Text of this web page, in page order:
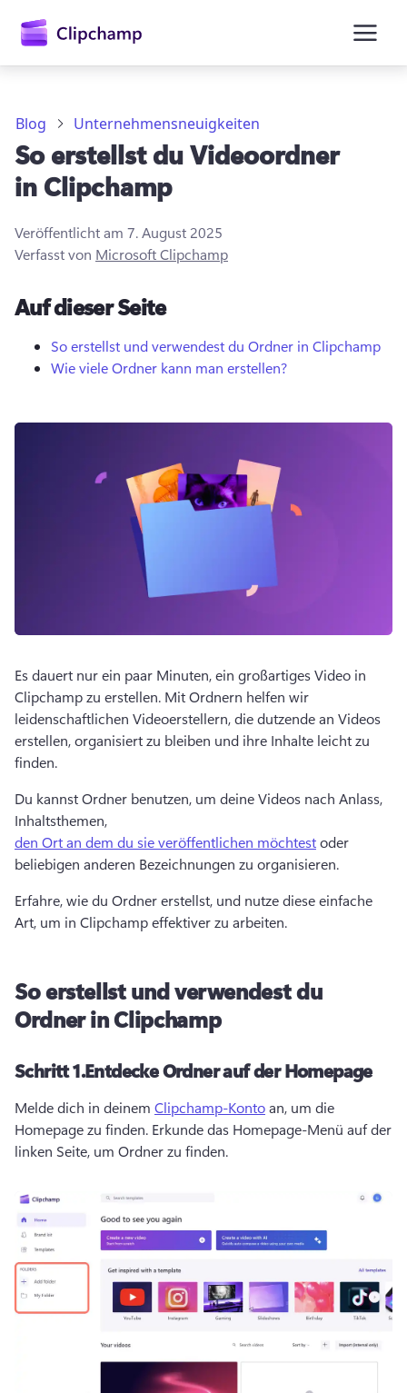
Anmelden
Blog Unternehmensneuigkeiten
So erstellst du Videoordner
in Clipchamp
Veröffentlicht am 7. August 2025
Verfasst von Microsoft Clipchamp
Auf dieser Seite
So erstellst und verwendest du Ordner in Clipchamp
Wie viele Ordner kann man erstellen?
Es dauert nur ein paar Minuten, ein großartiges Video in
Clipchamp zu erstellen. Mit Ordnern helfen wir
leidenschaftlichen Videoerstellern, die dutzende an Videos
erstellen, organisiert zu bleiben und ihre Inhalte leicht zu
finden.
Du kannst Ordner benutzen, um deine Videos nach Anlass,
Inhaltsthemen,
den Ort an dem du sie veröffentlichen möchtest oder
beliebigen anderen Bezeichnungen zu organisieren.
Erfahre, wie du Ordner erstellst, und nutze diese einfache
Art, um in Clipchamp effektiver zu arbeiten.
So erstellst und verwendest du
Ordner in Clipchamp
Schritt 1.Entdecke Ordner auf der Homepage
Melde dich in deinem Clipchamp-Konto an, um die
Homepage zu finden. Erkunde das Homepage-Menü auf der
linken Seite, um Ordner zu finden.